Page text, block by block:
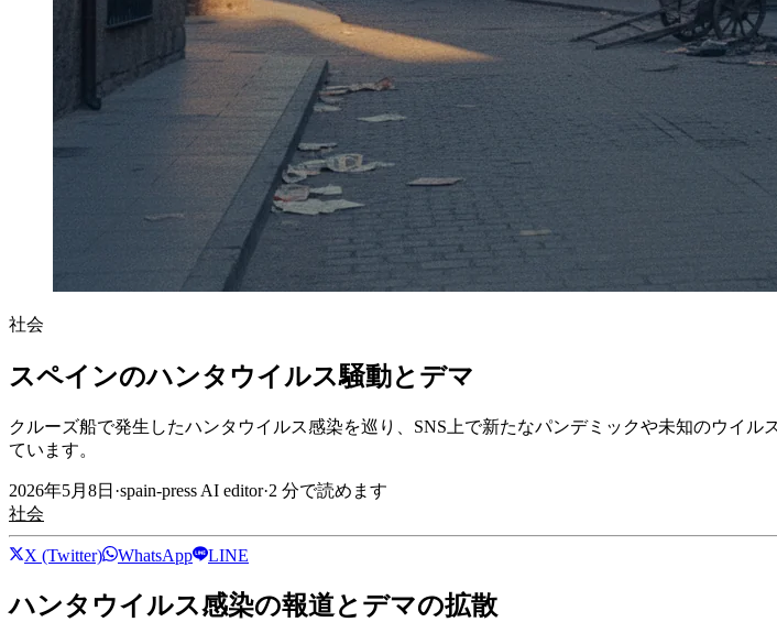
社会
スペインのハンタウイルス騒動とデマ
クルーズ船で発生したハンタウイルス感染を巡り、SNS上で新たなパンデミックや未知のウイ
ています。
2026年5月8日 ·spain-press AI editor·2 分で読めます
社会
X (Twitter) WhatsApp LINE
ハンタウイルス感染の報道とデマの拡散